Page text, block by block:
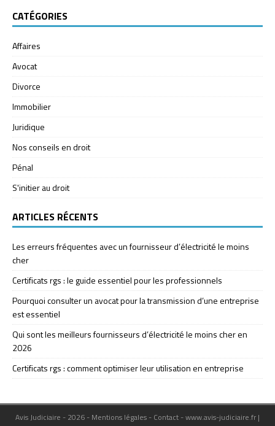
CATÉGORIES
Affaires
Avocat
Divorce
Immobilier
Juridique
Nos conseils en droit
Pénal
S'initier au droit
ARTICLES RÉCENTS
Les erreurs fréquentes avec un fournisseur d’électricité le moins
cher
Certificats rgs : le guide essentiel pour les professionnels
Pourquoi consulter un avocat pour la transmission d’une entreprise
est essentiel
Qui sont les meilleurs fournisseurs d’électricité le moins cher en
2026
Certificats rgs : comment optimiser leur utilisation en entreprise
Avis Judiciaire - 2026 - Mentions légales - Contact - www.avis-judiciaire.fr |